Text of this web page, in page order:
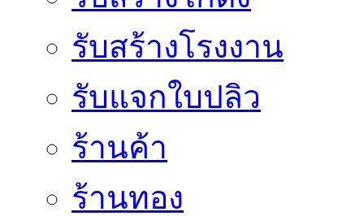
รับสร้างโรงงาน
รับแจกใบปลิว
ร้านค้า
ร้านทอง